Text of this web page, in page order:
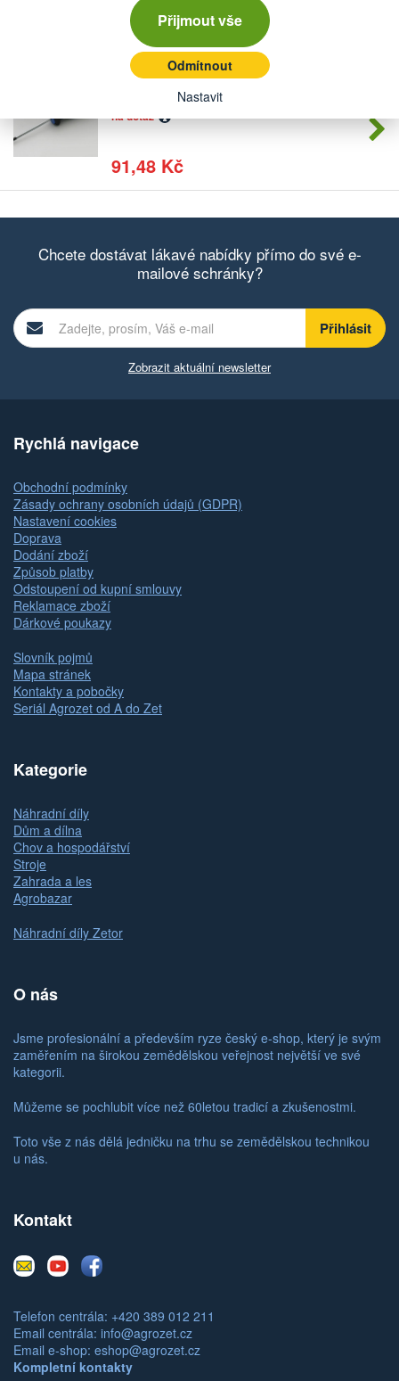
Přijmout vše
Odmítnout
Nastavit
91,48 Kč
NAREX 8346 TRX08 Šroubovák super
na dotaz
91,48 Kč
Počet
kusů
Chcete dostávat lákavé nabídky přímo do své e-
mailové schránky?
Zobrazit aktuální newsletter
Rychlá navigace
Obchodní podmínky
Zásady ochrany osobních údajů (GDPR)
Nastavení cookies
Doprava
Dodání zboží
Způsob platby
Odstoupení od kupní smlouvy
Reklamace zboží
Dárkové poukazy
Slovník pojmů
Mapa stránek
Kontakty a pobočky
Seriál Agrozet od A do Zet
Kategorie
Náhradní díly
Dům a dílna
Chov a hospodářství
Stroje
Zahrada a les
Agrobazar
Náhradní díly Zetor
O nás
Jsme profesionální a především ryze český e-shop, který je svým
zaměřením na širokou zemědělskou veřejnost největší ve své
kategorii.
Můžeme se pochlubit více než 60letou tradicí a zkušenostmi.
Toto vše z nás dělá jedničku na trhu se zemědělskou technikou
u nás.
Kontakt
E-
mail
YoutubeFacebook
Telefon centrála: +420 389 012 211
Email centrála: info@agrozet.cz
Email e-shop: eshop@agrozet.cz
Kompletní kontakty